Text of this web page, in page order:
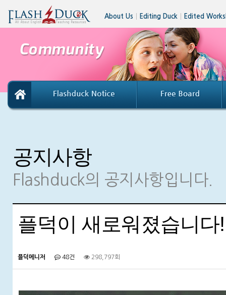
About Us Editing Duck Edited
공지사항
Flashduck의 공지사항입니다.
플덕이 새로워졌습니다!
플덕메니저 48건 298,797회